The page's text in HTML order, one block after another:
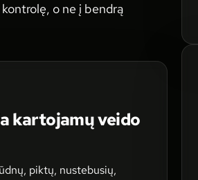
o ne į bendrą
kartojamų veido
piktų, nustebusių,